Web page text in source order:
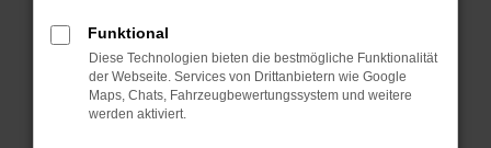
Fenster?
Starte dein Gerät neu.
Das kann manchmal helfen, vorübergehende
Probleme zu beheben.
Funktional
Diese Technologien bieten die bestmögliche Funktionalität
der Webseite. Services von Drittanbietern wie Google
Maps, Chats, Fahrzeugbewertungssystem und weitere
werden aktiviert.